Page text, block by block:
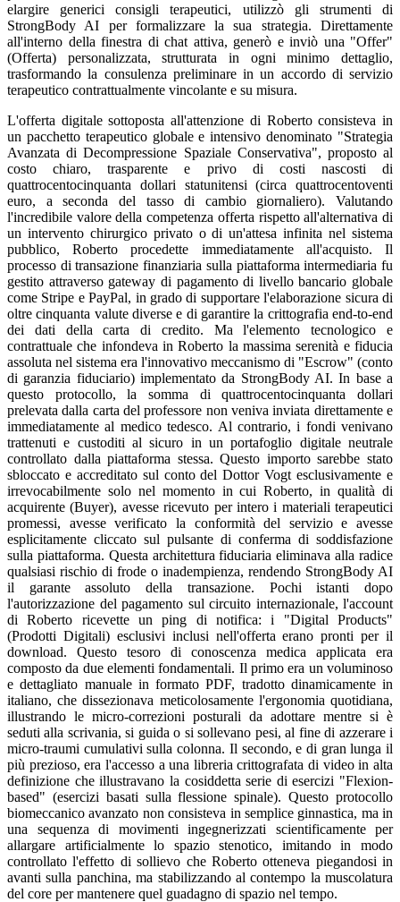
elargire generici consigli terapeutici, utilizzò gli strumenti di
StrongBody AI per formalizzare la sua strategia. Direttamente
all'interno della finestra di chat attiva, generò e inviò una "Offer"
(Offerta) personalizzata, strutturata in ogni minimo dettaglio,
trasformando la consulenza preliminare in un accordo di servizio
terapeutico contrattualmente vincolante e su misura.
L'offerta digitale sottoposta all'attenzione di Roberto consisteva in
un pacchetto terapeutico globale e intensivo denominato "Strategia
Avanzata di Decompressione Spaziale Conservativa", proposto al
costo chiaro, trasparente e privo di costi nascosti di
quattrocentocinquanta dollari statunitensi (circa quattrocentoventi
euro, a seconda del tasso di cambio giornaliero). Valutando
l'incredibile valore della competenza offerta rispetto all'alternativa di
un intervento chirurgico privato o di un'attesa infinita nel sistema
pubblico, Roberto procedette immediatamente all'acquisto. Il
processo di transazione finanziaria sulla piattaforma intermediaria fu
gestito attraverso gateway di pagamento di livello bancario globale
come Stripe e PayPal, in grado di supportare l'elaborazione sicura di
oltre cinquanta valute diverse e di garantire la crittografia end-to-end
dei dati della carta di credito. Ma l'elemento tecnologico e
contrattuale che infondeva in Roberto la massima serenità e fiducia
assoluta nel sistema era l'innovativo meccanismo di "Escrow" (conto
di garanzia fiduciario) implementato da StrongBody AI. In base a
questo protocollo, la somma di quattrocentocinquanta dollari
prelevata dalla carta del professore non veniva inviata direttamente e
immediatamente al medico tedesco. Al contrario, i fondi venivano
trattenuti e custoditi al sicuro in un portafoglio digitale neutrale
controllato dalla piattaforma stessa. Questo importo sarebbe stato
sbloccato e accreditato sul conto del Dottor Vogt esclusivamente e
irrevocabilmente solo nel momento in cui Roberto, in qualità di
acquirente (Buyer), avesse ricevuto per intero i materiali terapeutici
promessi, avesse verificato la conformità del servizio e avesse
esplicitamente cliccato sul pulsante di conferma di soddisfazione
sulla piattaforma. Questa architettura fiduciaria eliminava alla radice
qualsiasi rischio di frode o inadempienza, rendendo StrongBody AI
il garante assoluto della transazione. Pochi istanti dopo
l'autorizzazione del pagamento sul circuito internazionale, l'account
di Roberto ricevette un ping di notifica: i "Digital Products"
(Prodotti Digitali) esclusivi inclusi nell'offerta erano pronti per il
download. Questo tesoro di conoscenza medica applicata era
composto da due elementi fondamentali. Il primo era un voluminoso
e dettagliato manuale in formato PDF, tradotto dinamicamente in
italiano, che dissezionava meticolosamente l'ergonomia quotidiana,
illustrando le micro-correzioni posturali da adottare mentre si è
seduti alla scrivania, si guida o si sollevano pesi, al fine di azzerare i
micro-traumi cumulativi sulla colonna. Il secondo, e di gran lunga il
più prezioso, era l'accesso a una libreria crittografata di video in alta
definizione che illustravano la cosiddetta serie di esercizi "Flexion-
based" (esercizi basati sulla flessione spinale). Questo protocollo
biomeccanico avanzato non consisteva in semplice ginnastica, ma in
una sequenza di movimenti ingegnerizzati scientificamente per
allargare artificialmente lo spazio stenotico, imitando in modo
controllato l'effetto di sollievo che Roberto otteneva piegandosi in
avanti sulla panchina, ma stabilizzando al contempo la muscolatura
del core per mantenere quel guadagno di spazio nel tempo.